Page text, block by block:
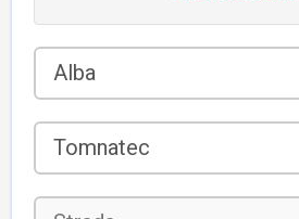
Județul
Alba
Localitatea
Tomnatec
Strada